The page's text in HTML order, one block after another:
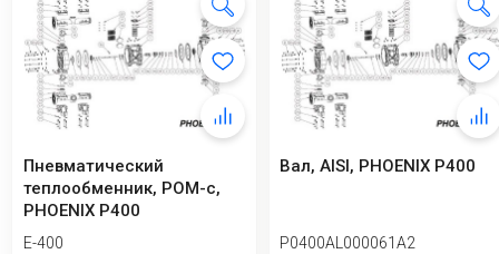
Пневматический
теплообменник, POM-c,
PHOENIX P400
E-400
Вал, AISI, PHOENIX P400
P0400AL000061A2